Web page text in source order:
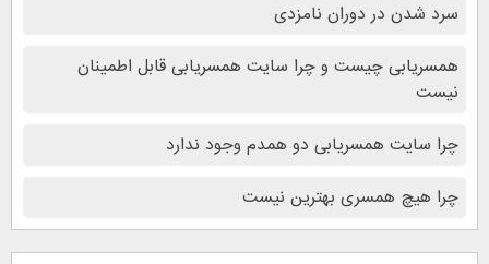
سرد شدن در دوران نامزدی
همسریابی چیست و چرا سایت همسریابی قابل اطمینان
نیست
چرا سایت همسریابی دو همدم وجود ندارد
چرا هیچ همسری بهترین نیست